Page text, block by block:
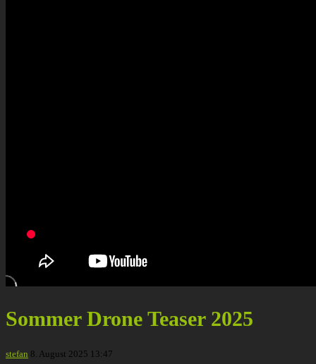
Sommer Drone Teaser 2025
stefan 8. August 2025 13:47